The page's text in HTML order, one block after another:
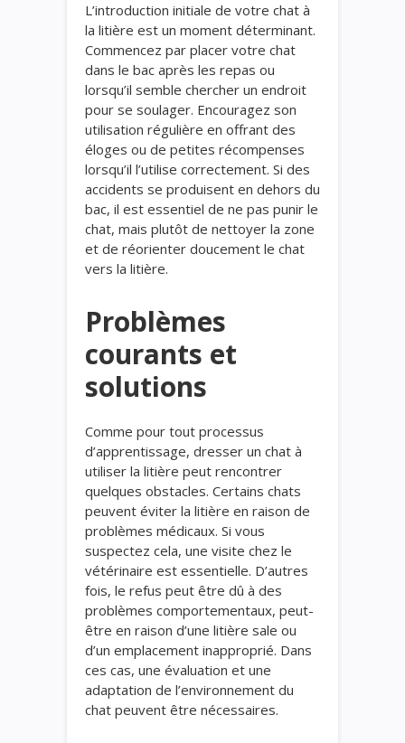
L’introduction initiale de votre chat à
la litière est un moment déterminant.
Commencez par placer votre chat
dans le bac après les repas ou
lorsqu’il semble chercher un endroit
pour se soulager. Encouragez son
utilisation régulière en offrant des
éloges ou de petites récompenses
lorsqu’il l’utilise correctement. Si des
accidents se produisent en dehors du
bac, il est essentiel de ne pas punir le
chat, mais plutôt de nettoyer la zone
et de réorienter doucement le chat
vers la litière.
Problèmes
courants et
solutions
Comme pour tout processus
d’apprentissage, dresser un chat à
utiliser la litière peut rencontrer
quelques obstacles. Certains chats
peuvent éviter la litière en raison de
problèmes médicaux. Si vous
suspectez cela, une visite chez le
vétérinaire est essentielle. D’autres
fois, le refus peut être dû à des
problèmes comportementaux, peut-
être en raison d’une litière sale ou
d’un emplacement inapproprié. Dans
ces cas, une évaluation et une
adaptation de l’environnement du
chat peuvent être nécessaires.